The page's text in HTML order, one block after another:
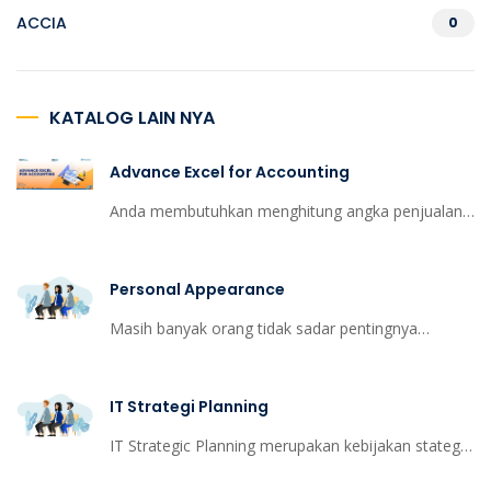
ACCIA 0
KATALOG LAIN NYA
Advance Excel for Accounting
Anda membutuhkan menghitung angka penjualan,
yang tepat kepada orang yang tepat pada waktu
yang tepat dapat menciptakan keunggulan
Personal Appearance
Masih banyak orang tidak sadar pentingnya
kurang peduli akan hal tersebut karena mereka
biasanya berpikir bahwa karir tidak berkaitan
IT Strategi Planning
IT Strategic Planning merupakan kebijakan stategis